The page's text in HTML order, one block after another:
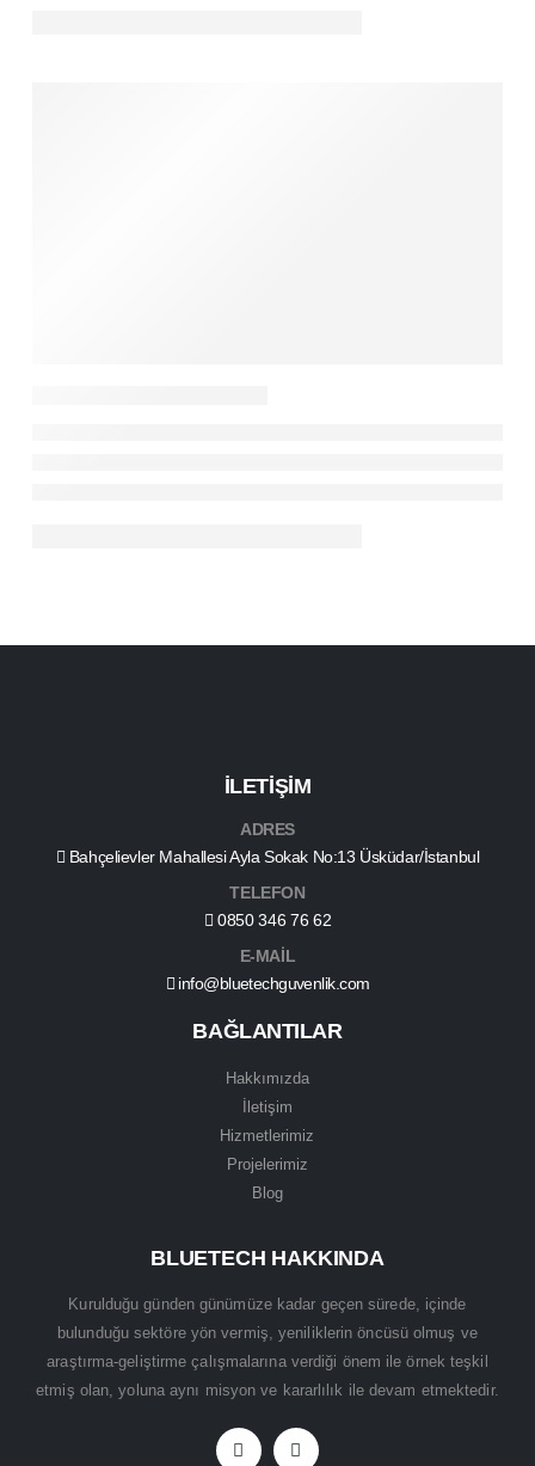
İLETİŞİM
ADRES
Bahçelievler Mahallesi Ayla Sokak No:13 Üsküdar/İstanbul
TELEFON
0850 346 76 62
E-MAİL
info@bluetechguvenlik.com
BAĞLANTILAR
Hakkımızda
İletişim
Hizmetlerimiz
Projelerimiz
Blog
BLUETECH HAKKINDA
Kurulduğu günden günümüze kadar geçen sürede, içinde
bulunduğu sektöre yön vermiş, yeniliklerin öncüsü olmuş ve
araştırma-geliştirme çalışmalarına verdiği önem ile örnek teşkil
etmiş olan, yoluna aynı misyon ve kararlılık ile devam etmektedir.